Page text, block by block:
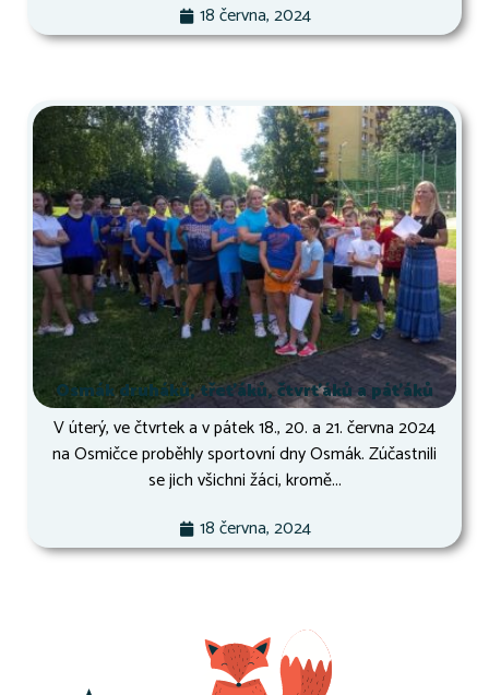
18 června, 2024
Osmák druháků, třeťáků, čtvrťáků a páťáků
V úterý, ve čtvrtek a v pátek 18., 20. a 21. června 2024
na Osmičce proběhly sportovní dny Osmák. Zúčastnili
se jich všichni žáci, kromě...
18 června, 2024